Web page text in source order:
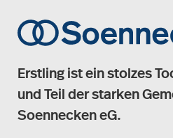
Erstling ist ein stolzes
und Teil der starken
Soennecken eG.